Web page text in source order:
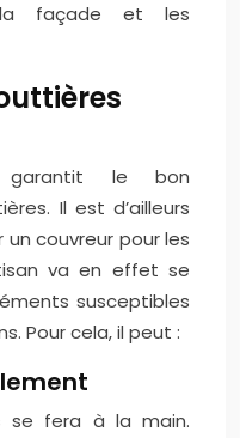
la façade et les
garantit le bon
Il est d’ailleurs
couvreur pour les
va en effet se
susceptibles
Pour cela, il peut :
se fera à la main.